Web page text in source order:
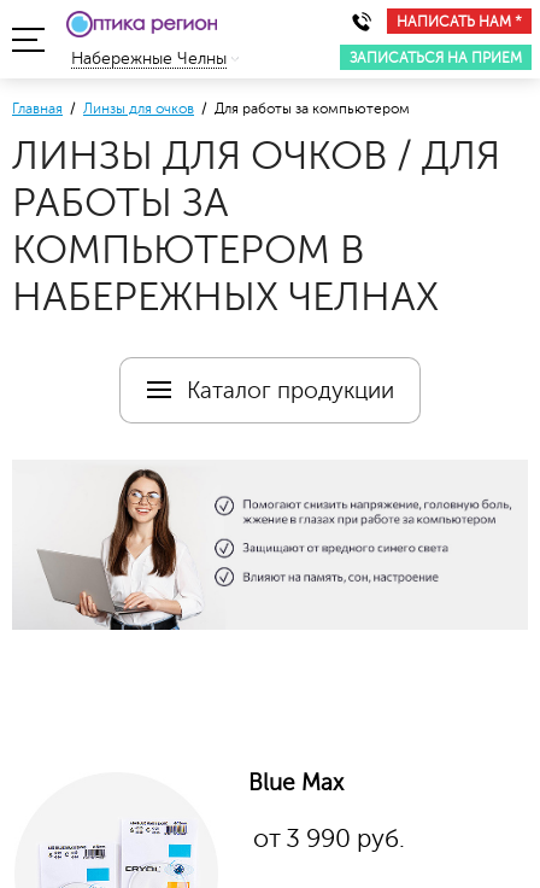
НАПИСАТЬ НАМ *
ЗАПИСАТЬСЯ НА ПРИЕМ
Набережные Челны
Главная / Линзы для очков / Для работы за компьютером
ЛИНЗЫ ДЛЯ ОЧКОВ / ДЛЯ
РАБОТЫ ЗА
КОМПЬЮТЕРОМ В
НАБЕРЕЖНЫХ ЧЕЛНАХ
Каталог продукции
Blue Max
от 3 990 руб.